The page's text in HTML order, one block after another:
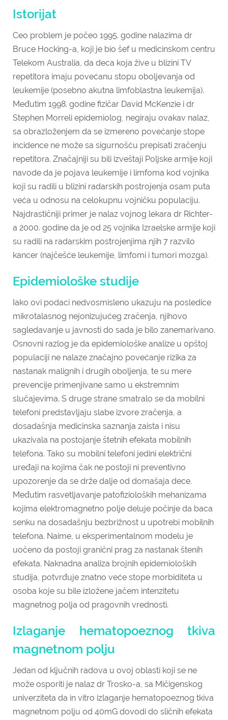
Istorijat
Ceo problem je počeo 1995. godine nalazima dr
Bruce Hocking-a, koji je bio šef u medicinskom centru
Telekom Australia, da deca koja žive u blizini TV
repetitora imaju povećanu stopu oboljevanja od
leukemije (posebno akutna limfoblastna leukemija).
Međutim 1998. godine fizičar David McKenzie i dr
Stephen Morreli epidemiolog, negiraju ovakav nalaz,
sa obrazloženjem da se izmereno povećanje stope
incidence ne može sa sigurnošću prepisati zračenju
repetitora. Značajniji su bili izveštaji Poljske armije koji
navode da je pojava leukemije i limfoma kod vojnika
koji su radili u blizini radarskih postrojenja osam puta
veća u odnosu na celokupnu vojničku populaciju.
Najdrastičniji primer je nalaz vojnog lekara dr Richter-
a 2000. godine da je od 25 vojnika Izraelske armije koji
su radili na radarskim postrojenjima njih 7 razvilo
kancer (najčešće leukemije, limfomi i tumori mozga).
Epidemiološke studije
Iako ovi podaci nedvosmisleno ukazuju na posledice
mikrotalasnog nejonizujućeg zračenja, njihovo
sagledavanje u javnosti do sada je bilo zanemarivano.
Osnovni razlog je da epidemiološke analize u opštoj
populaciji ne nalaze značajno povećanje rizika za
nastanak malignih i drugih oboljenja, te su mere
prevencije primenjivane samo u ekstremnim
slučajevima. S druge strane smatralo se da mobilni
telefoni predstavljaju slabe izvore zračenja, a
dosadašnja medicinska saznanja zaista i nisu
ukazivala na postojanje štetnih efekata mobilnih
telefona. Tako su mobilni telefoni jedini električni
uređaji na kojima čak ne postoji ni preventivno
upozorenje da se drže dalje od domašaja dece.
Međutim rasvetljavanje patofizioloških mehanizama
kojima elektromagnetno polje deluje počinje da baca
senku na dosadašnju bezbrižnost u upotrebi mobilnih
telefona. Naime, u eksperimentalnom modelu je
uočeno da postoji granični prag za nastanak štenih
efekata. Naknadna analiza brojnih epidemioloških
studija, potvrđuje znatno veće stope morbiditeta u
osoba koje su bile izložene jačem intenzitetu
magnetnog polja od pragovnih vrednosti.
Izlaganje hematopoeznog tkiva
magnetnom polju
Jedan od ključnih radova u ovoj oblasti koji se ne
može osporiti je nalaz dr Trosko-a, sa Mičigenskog
univerziteta da in vitro izlaganje hematopoeznog tkiva
magnetnom polju od 40mG dovodi do sličnih efekata